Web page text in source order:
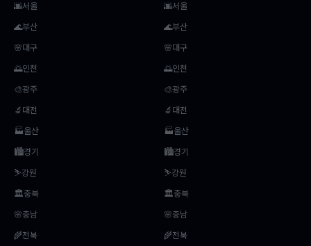
🌆서울
🌊부산
🌸대구
🌅인천
🎨광주
🔬대전
🏭울산
🏙️경기
⛷️강원
🏛️충북
🌸충남
🌾전북
🌆서울
🌊부산
🌸대구
🌅인천
🎨광주
🔬대전
🏭울산
🏙️경기
⛷️강원
🏛️충북
🌸충남
🌾전북